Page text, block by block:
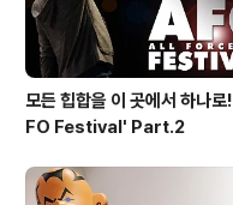
모든 힙합을 이 곳에서 하나
FO Festival' Part.2